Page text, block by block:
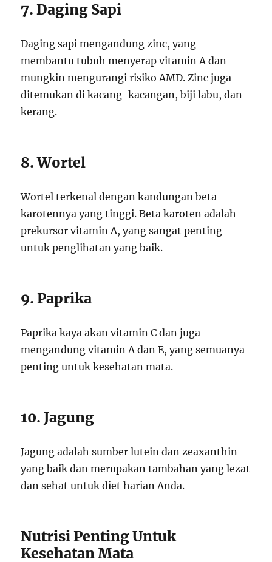
7. Daging Sapi
Daging sapi mengandung zinc, yang
membantu tubuh menyerap vitamin A dan
mungkin mengurangi risiko AMD. Zinc juga
ditemukan di kacang-kacangan, biji labu, dan
kerang.
8. Wortel
Wortel terkenal dengan kandungan beta
karotennya yang tinggi. Beta karoten adalah
prekursor vitamin A, yang sangat penting
untuk penglihatan yang baik.
9. Paprika
Paprika kaya akan vitamin C dan juga
mengandung vitamin A dan E, yang semuanya
penting untuk kesehatan mata.
10. Jagung
Jagung adalah sumber lutein dan zeaxanthin
yang baik dan merupakan tambahan yang lezat
dan sehat untuk diet harian Anda.
Nutrisi Penting Untuk
Kesehatan Mata